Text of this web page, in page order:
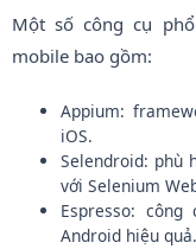
Một số công cụ
mobile bao gồm:
Appium:
iOS.
Selendroid: phù
với Selenium
Espresso:
Android hiệu quả.